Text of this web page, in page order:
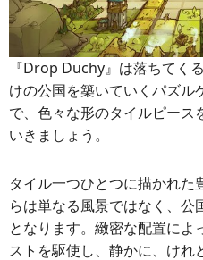
『Drop Duchy』は落ちてく
けの公国を築いていくパズル
で、色々な形のタイルピース
いきましょう。
タイル一つひとつに描かれ
らは単なる風景ではなく、
となります。緻密な配置に
ストを駆使し、静かに、けれ